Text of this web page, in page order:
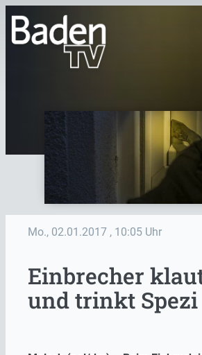
Mo., 02.01.2017 , 10:05 Uhr
Einbrecher
und trinkt Spezi